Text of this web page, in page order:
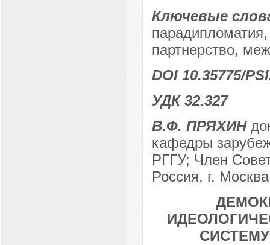
Ключевые
парадипломатия,
партнерство,
DOI 10.35775/
УДК 32.327
В.Ф. ПРЯХИН
кафедры
РГГУ; Член
Россия, г. Москва